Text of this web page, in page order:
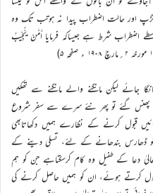
اور حالت اضطراب پیدا نہ ہوتب تک وہ
اضطراب شرط ہے جیساکہ فرمایا أَمَّنْ یُّجِیْبُ
جائے لیکن مانگنے والے مانگنے سے تھکیں
پھنس گئے تو پھر نئے سرے سے سفر شروع
قبول کرنے کے نظارے ہمیں دکھاتابھی
کو ڈھارس بندھانے کے لئے، تسلی دینے کے
دعا کے طفیل وہ کام کرسکتاہے جن کو ہم
کرتے ہوئے، ان کو ہمیں حاصل کرنے کی